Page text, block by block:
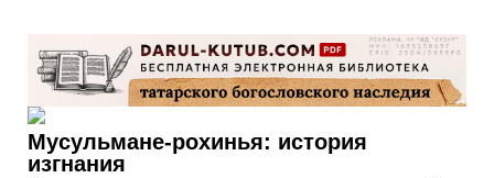
Мусульмане-рохинья: история
изгнания